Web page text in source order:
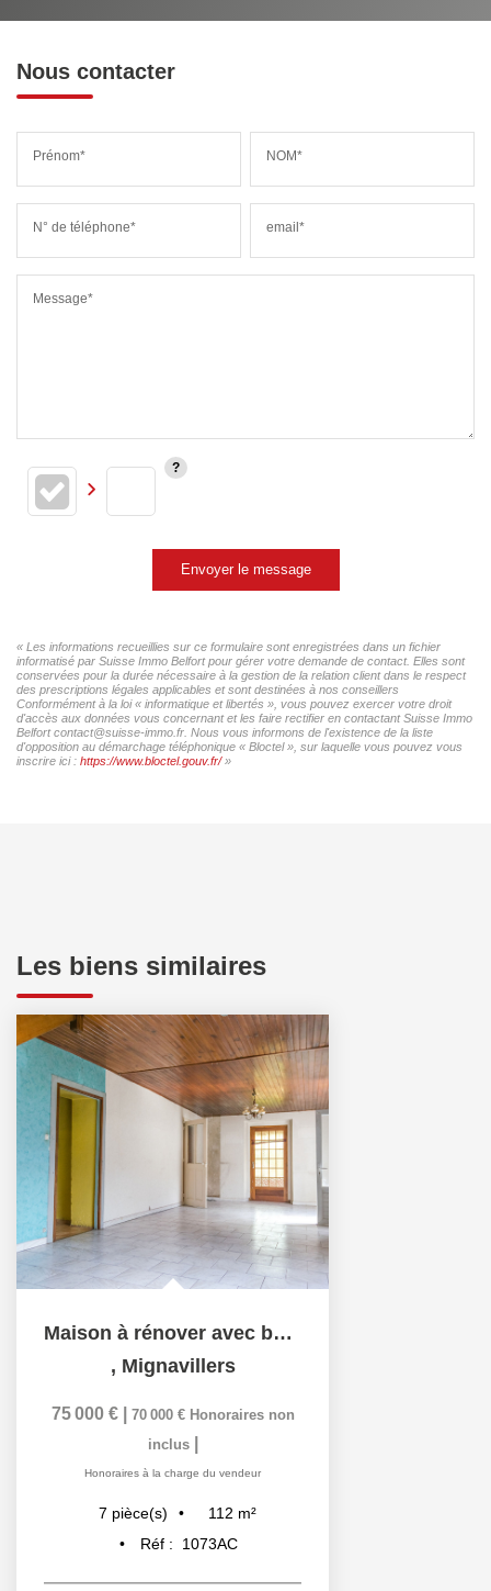
Nous contacter
Prénom* NOM*
N° de téléphone* email*
Message*
Envoyer le message
« Les informations recueillies sur ce formulaire sont enregistrées dans un fichier
informatisé par Suisse Immo Belfort pour gérer votre demande de contact. Elles sont
conservées pour la durée nécessaire à la gestion de la relation client dans le respect
des prescriptions légales applicables et sont destinées à nos conseillers
Conformément à la loi « informatique et libertés », vous pouvez exercer votre droit
d'accès aux données vous concernant et les faire rectifier en contactant Suisse Immo
Belfort contact@suisse-immo.fr. Nous vous informons de l'existence de la liste
d'opposition au démarchage téléphonique « Bloctel », sur laquelle vous pouvez vous
inscrire ici : https://www.bloctel.gouv.fr/»
Les biens similaires
Maison à rénover avec beau potentiel sur terrain de plus de...
, Mignavillers
75 000 € 70 000 € Honoraires non
inclus
Honoraires à la charge du vendeur
7 pièce(s) 112 m²
Réf :
1073AC